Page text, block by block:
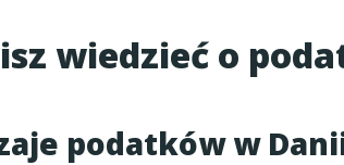
wiedzieć o
podatków w